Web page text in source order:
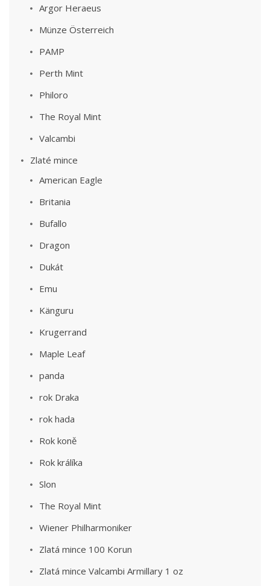
Argor Heraeus
Münze Österreich
PAMP
Perth Mint
Philoro
The Royal Mint
Valcambi
Zlaté mince
American Eagle
Britania
Bufallo
Dragon
Dukát
Emu
Känguru
Krugerrand
Maple Leaf
panda
rok Draka
rok hada
Rok koně
Rok králíka
Slon
The Royal Mint
Wiener Philharmoniker
Zlatá mince 100 Korun
Zlatá mince Valcambi Armillary 1 oz